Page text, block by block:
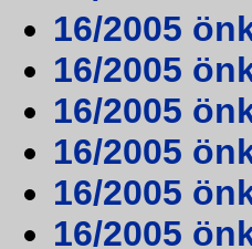
16/2005
16/2005
16/2005
16/2005
16/2005
16/2005